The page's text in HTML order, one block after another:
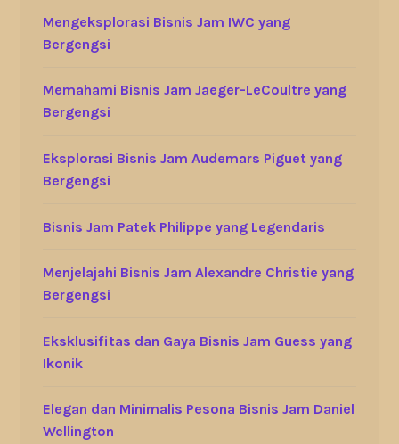
Mengeksplorasi Bisnis Jam IWC yang
Bergengsi
Memahami Bisnis Jam Jaeger-LeCoultre yang
Bergengsi
Eksplorasi Bisnis Jam Audemars Piguet yang
Bergengsi
Bisnis Jam Patek Philippe yang Legendaris
Menjelajahi Bisnis Jam Alexandre Christie yang
Bergengsi
Eksklusifitas dan Gaya Bisnis Jam Guess yang
Ikonik
Elegan dan Minimalis Pesona Bisnis Jam Daniel
Wellington